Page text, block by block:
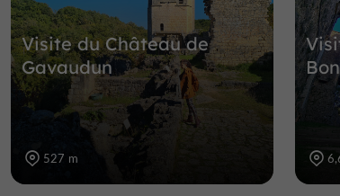
Visite du Château de
Gavaudun
527 m